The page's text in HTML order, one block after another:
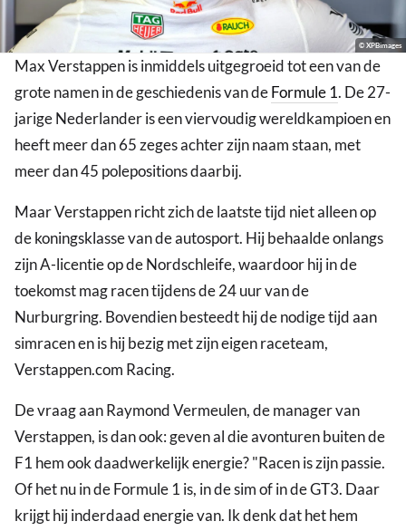
© XPBimages
Max Verstappen is inmiddels uitgegroeid tot een van de
grote namen in de geschiedenis van deFormule 1. De 27-
jarige Nederlander is een viervoudig wereldkampioen en
heeft meer dan 65 zeges achter zijn naam staan, met
meer dan 45 polepositions daarbij.
Maar Verstappen richt zich de laatste tijd niet alleen op
de koningsklasse van de autosport. Hij behaalde onlangs
zijn A-licentie op de Nordschleife, waardoor hij in de
toekomst mag racen tijdens de 24 uur van de
Nurburgring. Bovendien besteedt hij de nodige tijd aan
simracen en is hij bezig met zijn eigen raceteam,
Verstappen.com Racing.
De vraag aan Raymond Vermeulen, de manager van
Verstappen, is dan ook: geven al die avonturen buiten de
F1 hem ook daadwerkelijk energie? "Racen is zijn passie.
Of het nu in de Formule 1 is, in de sim of in de GT3. Daar
krijgt hij inderdaad energie van. Ik denk dat het hem